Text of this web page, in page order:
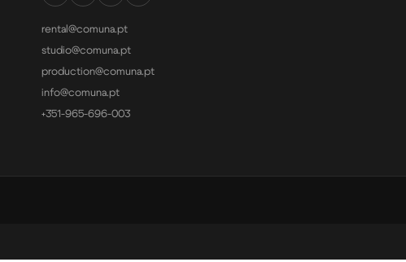
rental@comuna.pt
studio@comuna.pt
production@comuna.pt
info@comuna.pt
+351-965-696-003